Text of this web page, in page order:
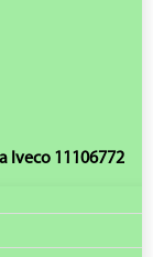
Iveco 11106772